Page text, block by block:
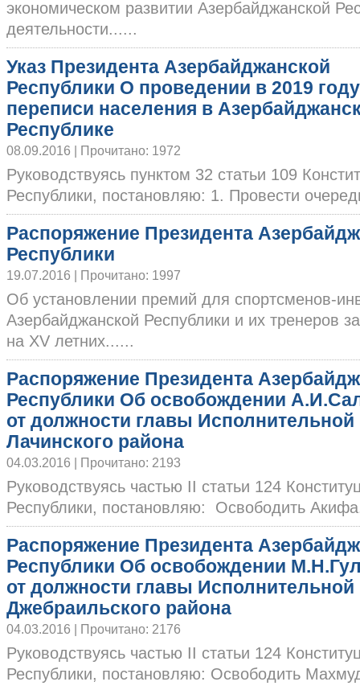
экономическом развитии Азербайджанской
деятельности......
Указ Президента Азербайджанской
Республики О проведении в 2019 году
переписи населения в
Республике
08.09.2016 | Прочитано: 1972
Руководствуясь пунктом 32 статьи 109
Республики, постановляю: 1. Провести
Распоряжение Президента
Республики
19.07.2016 | Прочитано: 1997
Об установлении премий для спортсменов-
Азербайджанской Республики и их тренеров
на ХV летних......
Распоряжение Президента
Республики Об освобождении
от должности главы Исполнительной
Лачинского района
04.03.2016 | Прочитано: 2193
Руководствуясь частью II статьи 124
Республики, постановляю: Освободить
Распоряжение Президента
Республики Об освобождении
от должности главы Исполнительной
Джебраильского района
04.03.2016 | Прочитано: 2176
Руководствуясь частью II статьи 124
Республики, постановляю: Освободить